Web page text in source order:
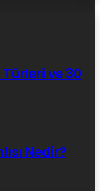
ve 30
Nedir?